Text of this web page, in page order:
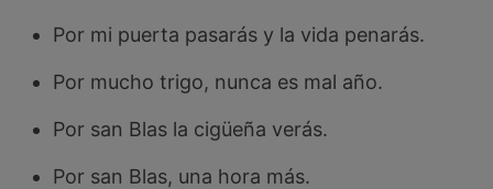
Por mi puerta pasarás y la vida penarás.
Por mucho trigo, nunca es mal año.
Por san Blas la cigüeña verás.
Por san Blas, una hora más.